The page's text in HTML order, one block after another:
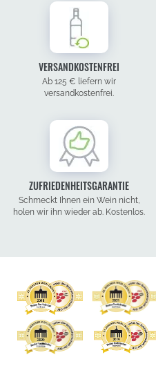
VERSANDKOSTENFREI
Ab 125 € liefern wir
versandkostenfrei.
ZUFRIEDENHEITSGARANTIE
Schmeckt Ihnen ein Wein nicht,
holen wir ihn wieder ab. Kostenlos.